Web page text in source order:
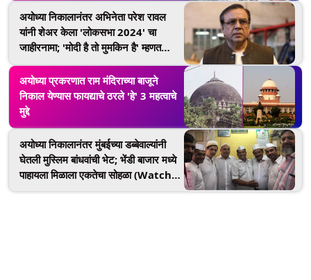
अयोध्या निकालानंतर अभिनेता परेश रावल
यांनी शेअर केला 'लोकसभा 2024' चा
जाहीरनामा; 'मोदी है तो मुमकिन है' म्हणत
अयोध्या प्रकरणात राम मंदिराच्या बाजूने
निकाल येण्यास फायद्याचे ठरले 'हे' 3 महत्वाचे
मुद्दे
अयोध्या निकालानंतर मुंबईच्या डब्बेवाल्यांनी
घेतली मुस्लिम बांधवांची भेट; भेंडी बाजार मध्ये
पाहायला मिळाला एकतेचा सोहळा (Watch
Video)